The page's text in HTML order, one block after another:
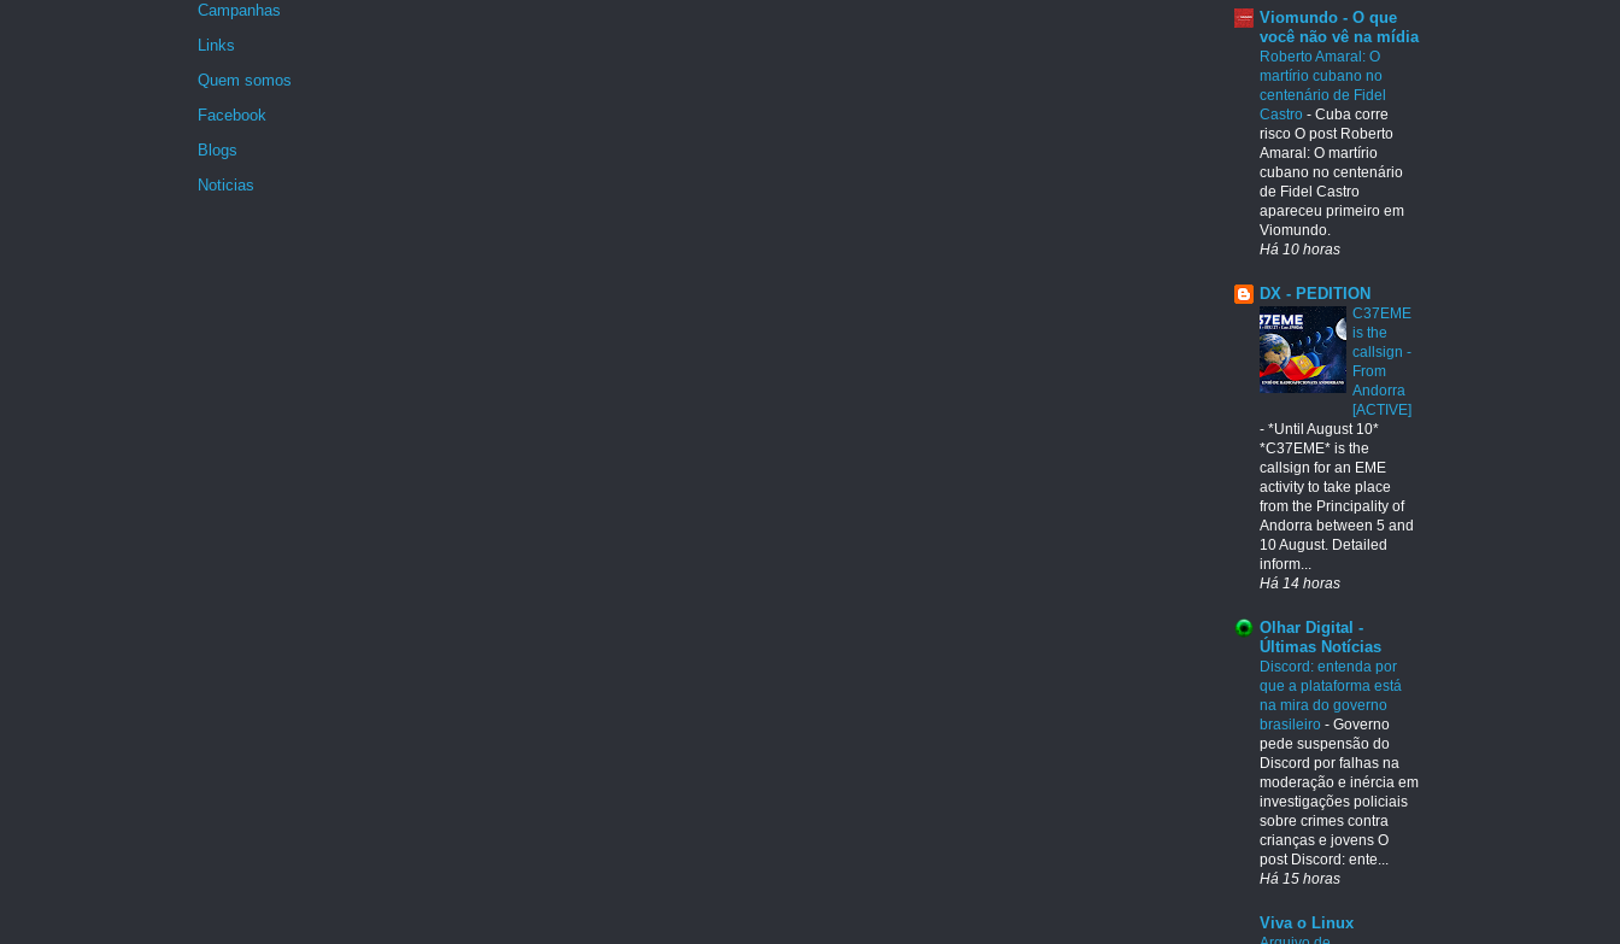
Campanhas
Links
Quem somos
Facebook
Blogs
Noticias
Viomundo - O que
você não vê na mídia
Roberto Amaral: O
martírio cubano no
centenário de Fidel
Castro - Cuba corre
risco O post Roberto
Amaral: O martírio
cubano no centenário
de Fidel Castro
apareceu primeiro em
Viomundo.
Há 10 horas
DX - PEDITION
C37EME
is the
callsign -
From
Andorra
[ACTIVE]
- *Until August 10*
*C37EME* is the
callsign for an EME
activity to take place
from the Principality of
Andorra between 5 and
10 August. Detailed
inform...
Há 14 horas
Olhar Digital -
Últimas Notícias
Discord: entenda por
que a plataforma está
na mira do governo
brasileiro - Governo
pede suspensão do
Discord por falhas na
moderação e inércia em
investigações policiais
sobre crimes contra
crianças e jovens O
post Discord: ente...
Há 15 horas
Viva o Linux